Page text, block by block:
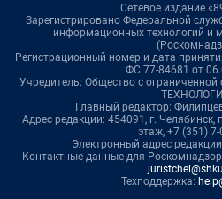
Сетевое издание
Зарегистрировано Федеральной
информационных технологий и
Регистрационный номер и дата
ФС 77-84681 от
Учредитель: Общество с
Главный редактор:
Адрес редакции: 454091, г. Челябинск,
этаж, +7 (351)
Электронный адрес
Контактные данные для
Техподдержка: